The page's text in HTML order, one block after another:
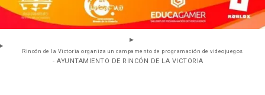
Rincón de la Victoria organiza un campamento de programación de videojuegos
- AYUNTAMIENTO DE RINCÓN DE LA VICTORIA